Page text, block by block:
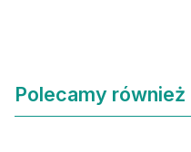
Polecamy również